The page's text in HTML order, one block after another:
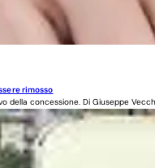
rimosso
della concessione. Di Giuseppe